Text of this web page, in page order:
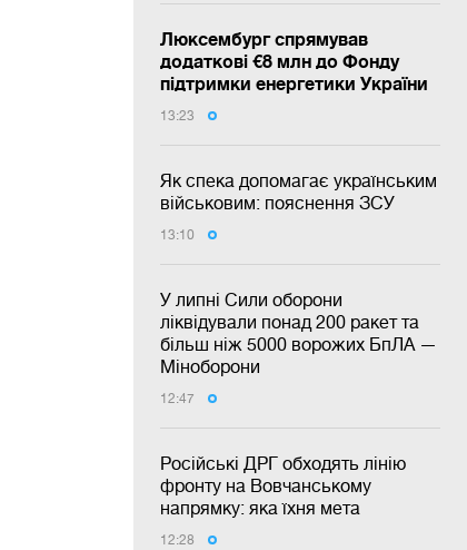
Люксембург спрямував
додаткові €8 млн до Фонду
підтримки енергетики України
13:23
Як спека допомагає українським
військовим: пояснення ЗСУ
13:10
У липні Сили оборони
ліквідували понад 200 ракет та
більш ніж 5000 ворожих БпЛА —
Міноборони
12:47
Російські ДРГ обходять лінію
фронту на Вовчанському
напрямку: яка їхня мета
12:28